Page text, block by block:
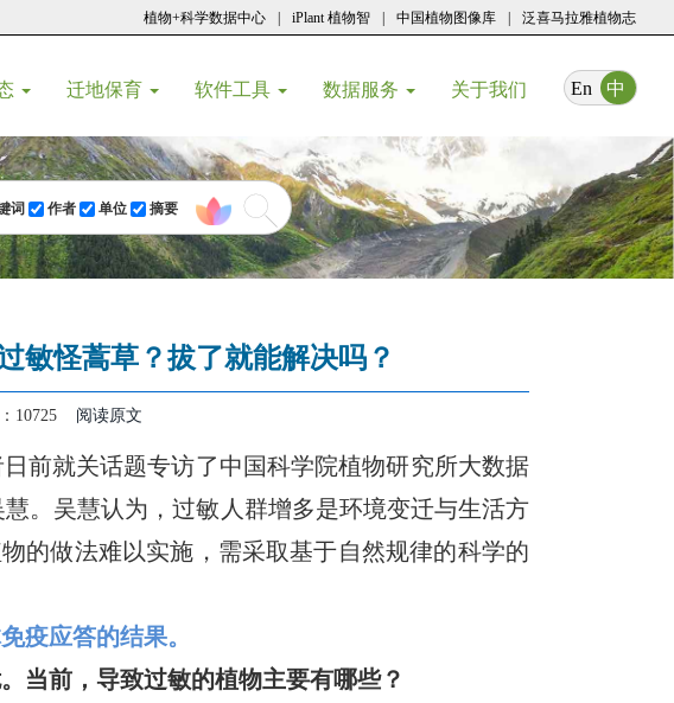
植物+科学数据中心 iPlant 植物智 中国植物图像库 泛喜马拉雅植物志
En 中
迁地保育 软件工具 数据服务 关于我们 (current)
词 作者 单位 摘要
敏怪蒿草？拔了就能解决吗？
10725 阅读原文
前就关话题专访了中国科学院植物研究所大数据
。吴慧认为，过敏人群增多是环境变迁与生活方
的做法难以实施，需采取基于自然规律的科学的
疫应答的结果。
当前，导致过敏的植物主要有哪些？